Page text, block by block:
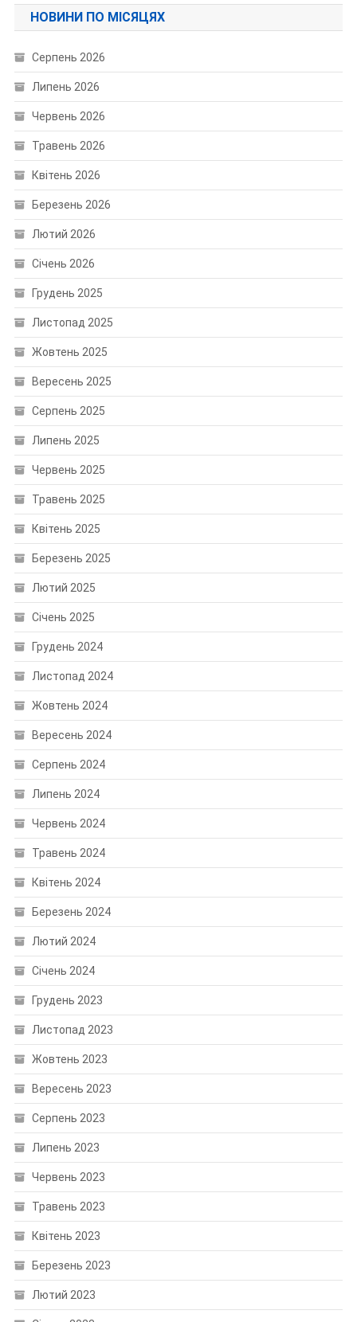
НОВИНИ ПО МІСЯЦЯХ
Серпень 2026
Липень 2026
Червень 2026
Травень 2026
Квітень 2026
Березень 2026
Лютий 2026
Січень 2026
Грудень 2025
Листопад 2025
Жовтень 2025
Вересень 2025
Серпень 2025
Липень 2025
Червень 2025
Травень 2025
Квітень 2025
Березень 2025
Лютий 2025
Січень 2025
Грудень 2024
Листопад 2024
Жовтень 2024
Вересень 2024
Серпень 2024
Липень 2024
Червень 2024
Травень 2024
Квітень 2024
Березень 2024
Лютий 2024
Січень 2024
Грудень 2023
Листопад 2023
Жовтень 2023
Вересень 2023
Серпень 2023
Липень 2023
Червень 2023
Травень 2023
Квітень 2023
Березень 2023
Лютий 2023